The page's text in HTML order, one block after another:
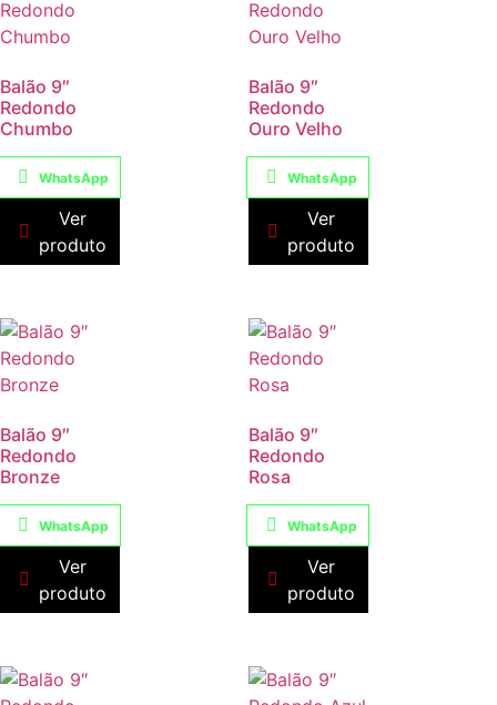
Balão 9″
Redondo
Chumbo
WhatsApp
Ver
produto
Balão 9″
Redondo
Ouro Velho
WhatsApp
Ver
produto
Balão 9″
Redondo
Bronze
WhatsApp
Ver
produto
Balão 9″
Redondo
Rosa
WhatsApp
Ver
produto